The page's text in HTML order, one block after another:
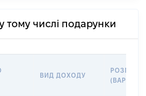
тому числі подарунки
ВИД ДОХОДУ
РОЗМІР